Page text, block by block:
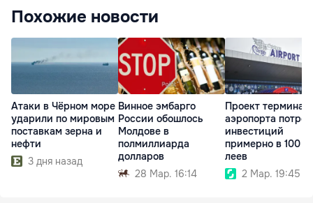
Похожие новости
Атаки в Чёрном море
ударили по мировым
поставкам зерна и
нефти
3 дня назад
Винное эмбарго
России обошлось
Молдове в
полмиллиарда
долларов
28 Мар. 16:14
Проект
аэропорта
инвестиций
примерно в 100
леев
2 Мар. 19:45